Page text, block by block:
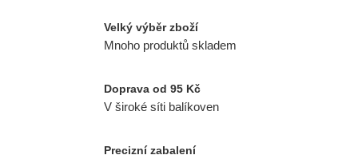
Velký výběr zboží
Mnoho produktů skladem
Doprava od 95 Kč
V široké síti balíkoven
Precizní zabalení